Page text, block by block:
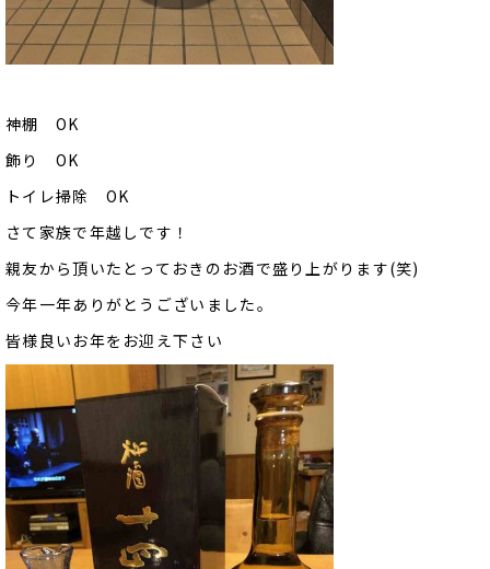
神棚 OK
飾り OK
トイレ掃除 OK
さて家族で年越しです！
親友から頂いたとっておきのお酒で盛り上がります(笑)
今年一年ありがとうございました。
皆様良いお年をお迎え下さい